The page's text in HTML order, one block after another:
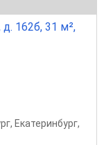
162б, 31 м²,
, Екатеринбург,